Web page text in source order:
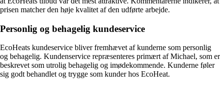
prisen matcher den høje kvalitet af den udførte arbejde.
Personlig og behagelig kundeservice
EcoHeats kundeservice bliver fremhævet af kunderne som personlig
og behagelig. Kundenservice repræsenteres primært af Michael, som er
beskrevet som utrolig behagelig og imødekommende. Kunderne føler
sig godt behandlet og trygge som kunder hos EcoHeat.